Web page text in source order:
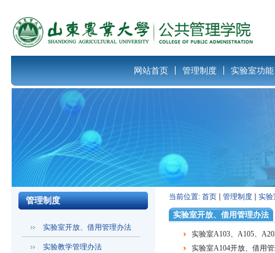
网站首页 管理制度 实验室功能
管理制度
实验室开放、借用管理办法
实验教学管理办法
当前位置: 首页 管理制度 实验
实验室开放、借用管理办法
实验室A103、A105、
实验室A104开放、借用